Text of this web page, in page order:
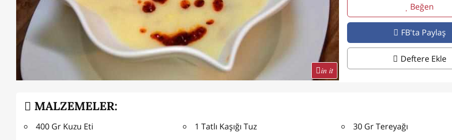
in it
Beğen
FB'ta Paylaş
Deftere Ekle
MALZEMELER:
400 Gr Kuzu Eti
1 Tatlı Kaşığı Tuz
30 Gr Tereyağı